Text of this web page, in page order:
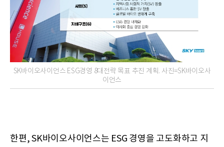
SK바이오사이언스 ESG경영 8대전략 목표 추진 계획. 사진=SK바이오사
이언스
한편, SK바이오사이언스는 ESG 경영을 고도화하고 지